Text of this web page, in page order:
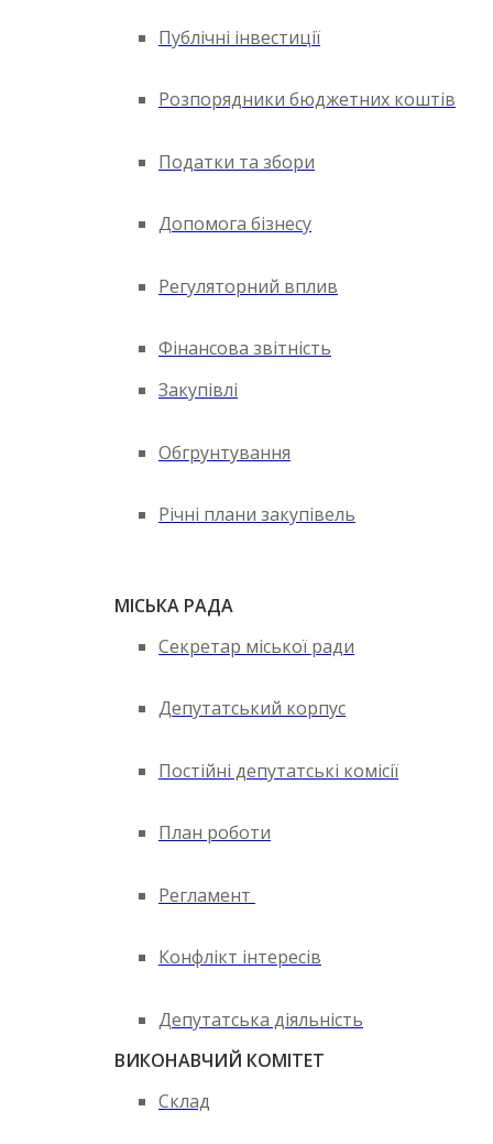
Публічні інвестиції
Розпорядники бюджетних коштів
Податки та збори
Допомога бізнесу
Регуляторний вплив
Фінансова звітність
Закупівлі
Обгрунтування
Річні плани закупівель
МІСЬКА РАДА
Секретар міської ради
Депутатський корпус
Постійні депутатські комісії
План роботи
Регламент
Конфлікт інтересів
Депутатська діяльність
ВИКОНАВЧИЙ КОМІТЕТ
Склад